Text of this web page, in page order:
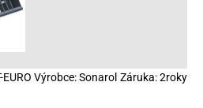
Výrobce: Sonarol Záruka: 2roky